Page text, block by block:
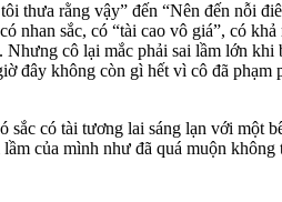
thưa rằng vậy” đến “Nên đến nỗi
sắc, có “tài cao vô giá”, có khả
cô lại mắc phải sai lầm lớn khi
đây không còn gì hết vì cô đã phạm
có tài tương lai sáng lạn với một
của mình như đã quá muộn